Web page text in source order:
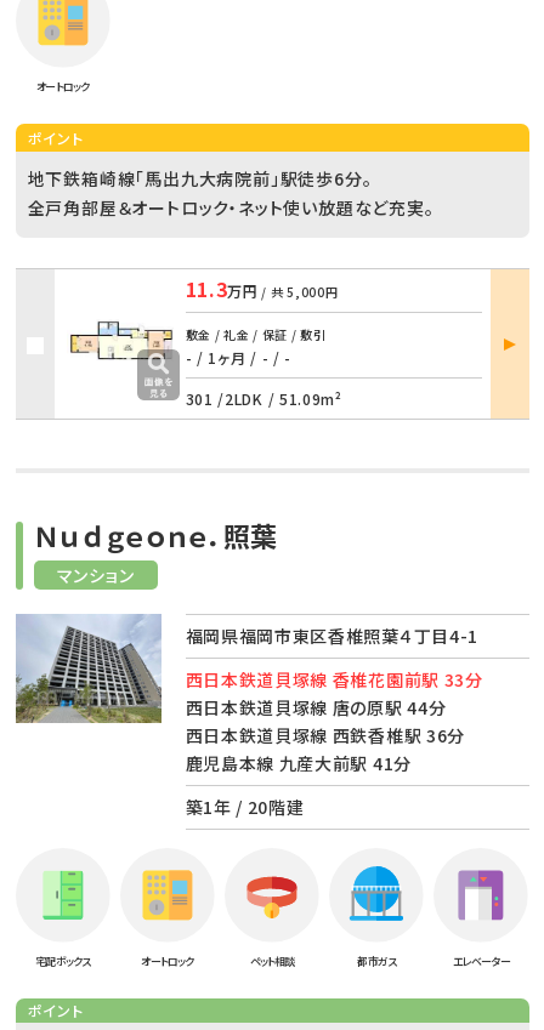
オートロック
ポイント
地下鉄箱崎線「馬出九大病院前」駅徒歩6分。
全戸角部屋＆オートロック・ネット使い放題など充実。
11.3万円 / 共5,000円
敷金 / 礼金 / 保証 / 敷引
- / 1ヶ月 / - / -
301 /2LDK / 51.09m²
部屋
詳細
マンション
Ｎｕｄｇｅｏｎｅ．照葉
福岡県福岡市東区香椎照葉４丁目4-1
西日本鉄道貝塚線 香椎花園前駅 33分
西日本鉄道貝塚線 唐の原駅 44分
西日本鉄道貝塚線 西鉄香椎駅 36分
鹿児島本線 九産大前駅 41分
築1年 / 20階建
宅配ボックス オートロック ペット相談 都市ガス エレベーター
ポイント